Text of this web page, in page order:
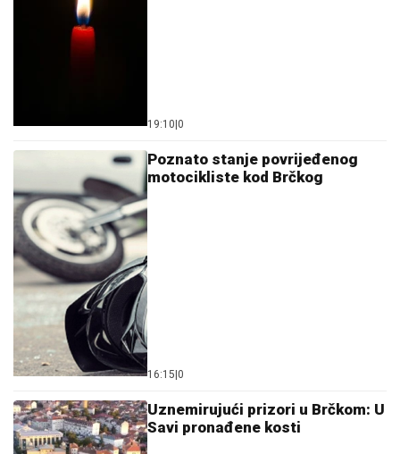
19:10 0
Poznato stanje povrijeđenog
motocikliste kod Brčkog
16:15 0
Uznemirujući prizori u Brčkom: U
Savi pronađene kosti